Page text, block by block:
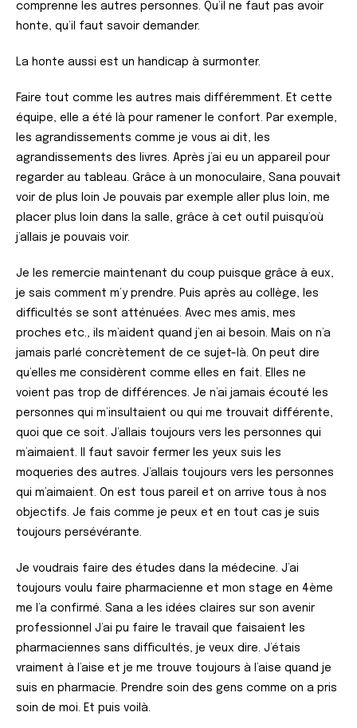
comprenne les autres personnes. Qu’il ne faut pas avoir
honte, qu’il faut savoir demander.
La honte aussi est un handicap à surmonter.
Faire tout comme les autres mais différemment. Et cette
équipe, elle a été là pour ramener le confort. Par exemple,
les agrandissements comme je vous ai dit, les
agrandissements des livres. Après j’ai eu un appareil pour
regarder au tableau. Grâce à un monoculaire, Sana pouvait
voir de plus loin Je pouvais par exemple aller plus loin, me
placer plus loin dans la salle, grâce à cet outil puisqu’où
j’allais je pouvais voir.
Je les remercie maintenant du coup puisque grâce à eux,
je sais comment m’y prendre. Puis après au collège, les
difficultés se sont atténuées. Avec mes amis, mes
proches etc., ils m’aident quand j’en ai besoin. Mais on n’a
jamais parlé concrètement de ce sujet-là. On peut dire
qu’elles me considèrent comme elles en fait. Elles ne
voient pas trop de différences. Je n’ai jamais écouté les
personnes qui m’insultaient ou qui me trouvait différente,
quoi que ce soit. J’allais toujours vers les personnes qui
m’aimaient. Il faut savoir fermer les yeux suis les
moqueries des autres. J’allais toujours vers les personnes
qui m’aimaient. On est tous pareil et on arrive tous à nos
objectifs. Je fais comme je peux et en tout cas je suis
toujours persévérante.
Je voudrais faire des études dans la médecine. J’ai
toujours voulu faire pharmacienne et mon stage en 4ème
me l’a confirmé. Sana a les idées claires sur son avenir
professionnel J’ai pu faire le travail que faisaient les
pharmaciennes sans difficultés, je veux dire. J’étais
vraiment à l’aise et je me trouve toujours à l’aise quand je
suis en pharmacie. Prendre soin des gens comme on a pris
soin de moi. Et puis voilà.